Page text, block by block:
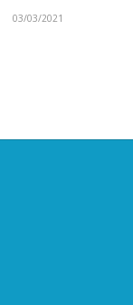
03/03/2021